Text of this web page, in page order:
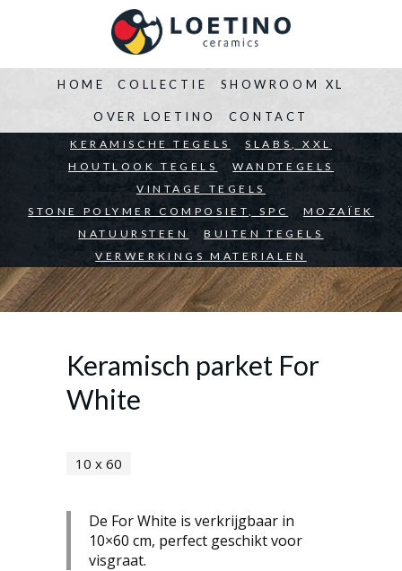
HOME
BEDRIJVEN ARCHITECTEN PARTICULIEREN
COLLECTIE
KERAMISCHE TEGELS
SLABS, XXL
HOUTLOOK TEGELS
WANDTEGELS
VINTAGE TEGELS
STONE POLYMER COMPOSIET, SPC
MOZAÏEK
NATUURSTEEN
BUITEN TEGELS
VERWERKINGS MATERIALEN
SHOWROOM XL
OVER LOETINO CONTACT
Keramisch parket For
White
10 x 60
De For White is verkrijgbaar in
10×60 cm, perfect geschikt voor
visgraat.